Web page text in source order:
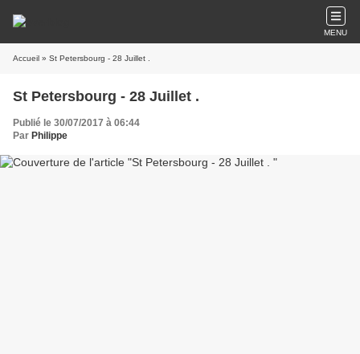
MENU
Accueil » St Petersbourg - 28 Juillet .
St Petersbourg - 28 Juillet .
Publié le 30/07/2017 à 06:44
Par Philippe